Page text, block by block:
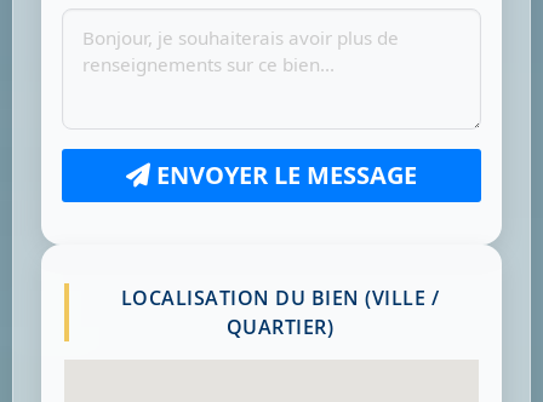
ENVOYER LE MESSAGE
LOCALISATION DU BIEN (VILLE /
QUARTIER)